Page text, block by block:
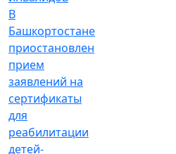
В
Башкортостане
приостановлен
прием
заявлений на
сертификаты
для
реабилитации
детей-